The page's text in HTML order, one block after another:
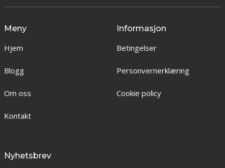
Meny
Hjem
Blogg
Om oss
Kontakt
Informasjon
Betingelser
Personvernerklæring
Cookie policy
Nyhetsbrev